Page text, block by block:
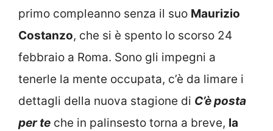
primo compleanno senza il suo Maurizio
Costanzo, che si è spento lo scorso 24
febbraio a Roma. Sono gli impegni a
tenerle la mente occupata, c’è da limare i
dettagli della nuova stagione di C’è posta
per te che in palinsesto torna a breve, la